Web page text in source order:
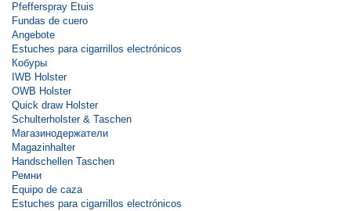
Pfefferspray Etuis
Fundas de cuero
Angebote
Estuches para cigarrillos electrónicos
Кобуры
IWB Holster
OWB Holster
Quick draw Holster
Schulterholster & Taschen
Магазинодержатели
Magazinhalter
Handschellen Taschen
Ремни
Equipo de caza
Estuches para cigarrillos electrónicos